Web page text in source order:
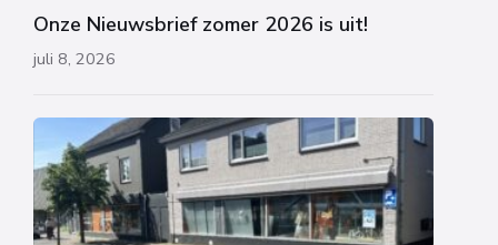
Onze Nieuwsbrief zomer 2026 is uit!
juli 8, 2026